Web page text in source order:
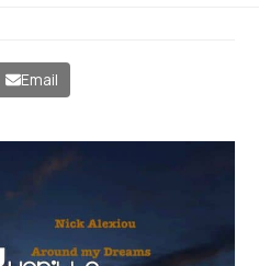
Email